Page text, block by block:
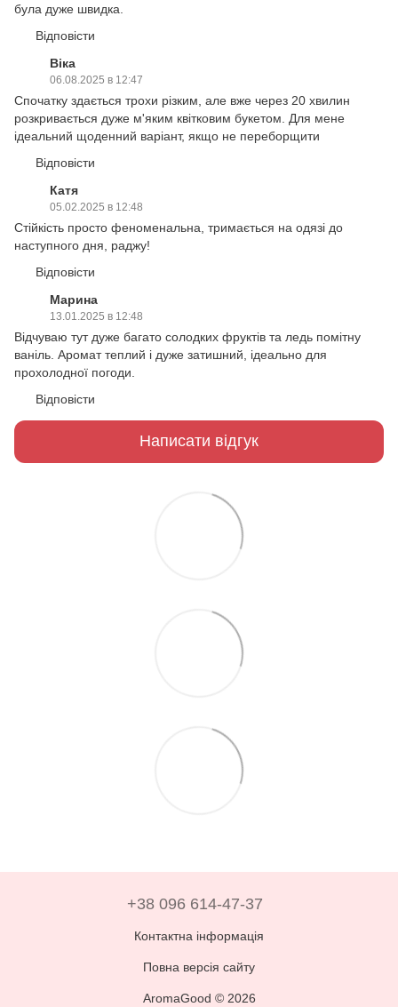
була дуже швидка.
Відповісти
Віка
06.08.2025 в 12:47
Спочатку здається трохи різким, але вже через 20 хвилин
розкривається дуже м'яким квітковим букетом. Для мене
ідеальний щоденний варіант, якщо не переборщити
Відповісти
Катя
05.02.2025 в 12:48
Стійкість просто феноменальна, тримається на одязі до
наступного дня, раджу!
Відповісти
Марина
13.01.2025 в 12:48
Відчуваю тут дуже багато солодких фруктів та ледь помітну
ваніль. Аромат теплий і дуже затишний, ідеально для
прохолодної погоди.
Відповісти
Написати відгук
+38 096 614-47-37
Контактна інформація
Повна версія сайту
AromaGood © 2026